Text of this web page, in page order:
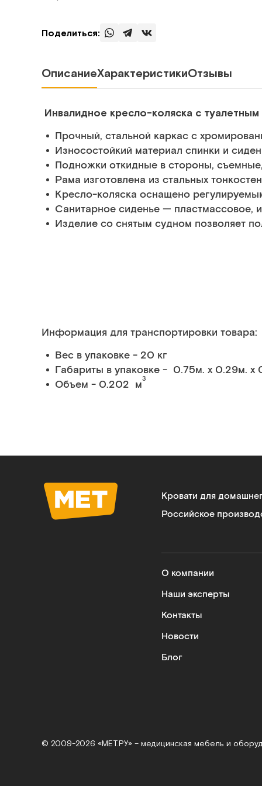
Поделиться:
ОписаниеХарактеристикиОтзывы
Инвалидное кресло-коляска с туалетным
Прочный, стальной каркас с
Износостойкий материал спинки и
Подножки откидные в стороны,
Рама изготовлена из стальных
Кресло-коляска оснащено
Санитарное сиденье — пластмассовое,
Изделие со снятым судном позволяет
Информация для транспортировки товара:
Вес в упаковке - 20 кг
Габариты в упаковке - 0.75м. x 0.29м. x
Объем - 0.202 м3
Кровати для
Российское
О компании
Наши эксперты
Контакты
Новости
Блог
© 2009-2026 «МЕТ.РУ» – медицинская мебель и